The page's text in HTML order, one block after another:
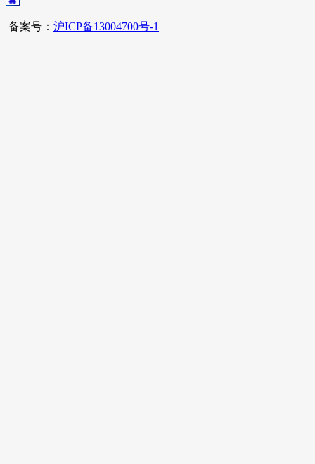
备案号： 沪ICP备13004700号-1